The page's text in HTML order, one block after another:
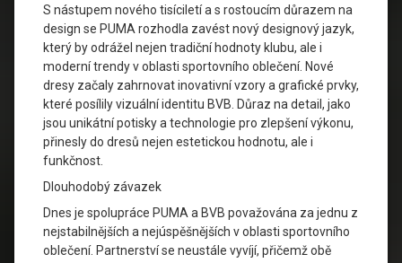
S nástupem nového tisíciletí a s rostoucím důrazem na
design se PUMA rozhodla zavést nový designový jazyk,
který by odrážel nejen tradiční hodnoty klubu, ale i
moderní trendy v oblasti sportovního oblečení. Nové
dresy začaly zahrnovat inovativní vzory a grafické prvky,
které posílily vizuální identitu BVB. Důraz na detail, jako
jsou unikátní potisky a technologie pro zlepšení výkonu,
přinesly do dresů nejen estetickou hodnotu, ale i
funkčnost.
Dlouhodobý závazek
Dnes je spolupráce PUMA a BVB považována za jednu z
nejstabilnějších a nejúspěšnějších v oblasti sportovního
oblečení. Partnerství se neustále vyvíjí, přičemž obě